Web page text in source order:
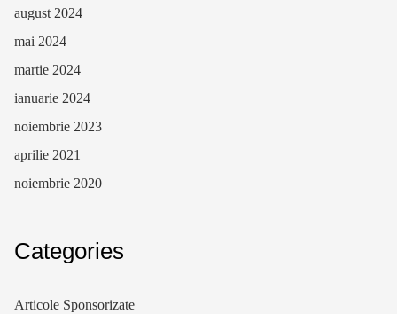
august 2024
mai 2024
martie 2024
ianuarie 2024
noiembrie 2023
aprilie 2021
noiembrie 2020
Categories
Articole Sponsorizate